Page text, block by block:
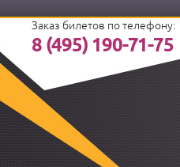
Заказ билетов по телефону:
8 (495) 190-71-75